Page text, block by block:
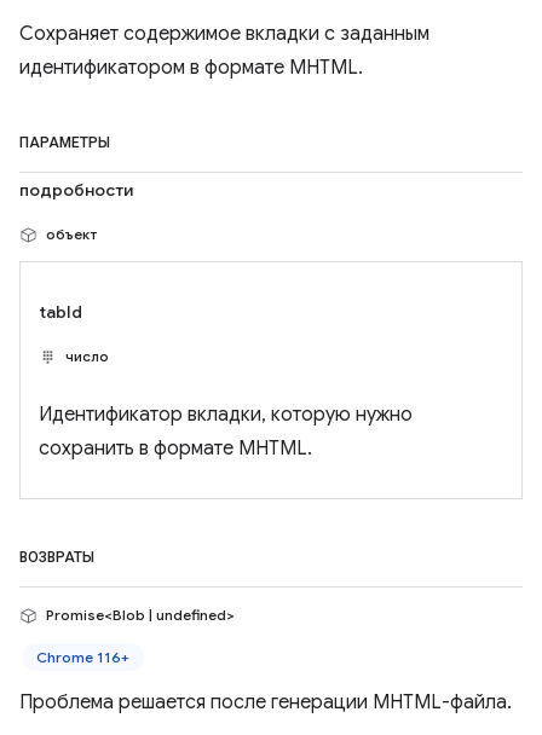
Сохраняет содержимое вкладки с заданным
идентификатором в формате MHTML.
ПАРАМЕТРЫ
подробности
объект
tabId
число
Идентификатор вкладки, которую нужно
сохранить в формате MHTML.
ВОЗВРАТЫ
Promise<Blob | undefined>
Chrome 116+
Проблема решается после генерации MHTML-файла.